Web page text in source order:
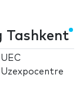
Tashkent
UEC
Uzexpocentre